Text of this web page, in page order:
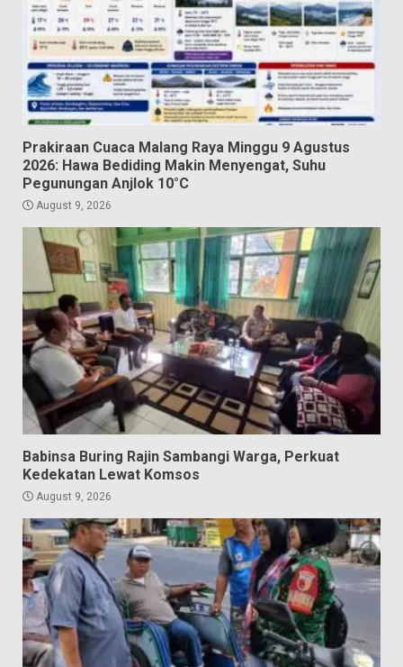
Prakiraan Cuaca Malang Raya Minggu 9 Agustus
2026: Hawa Bediding Makin Menyengat, Suhu
Pegunungan Anjlok 10°C
August 9, 2026
Babinsa Buring Rajin Sambangi Warga, Perkuat
Kedekatan Lewat Komsos
August 9, 2026